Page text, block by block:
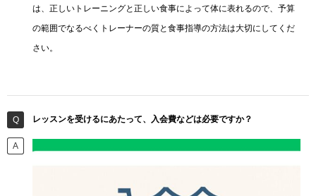
は、正しいトレーニングと正しい食事によって体に表れるので、予算
の範囲でなるべくトレーナーの質と食事指導の方法は大切にしてくだ
さい。
レッスンを受けるにあたって、入会費などは必要ですか？